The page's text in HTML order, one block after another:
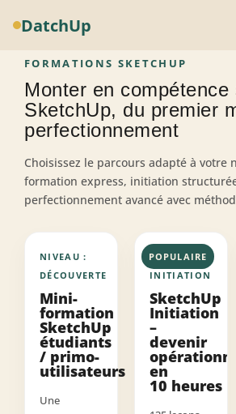
DatchUp
FORMATIONS SKETCHUP
Monter en compétence
SketchUp, du premier
perfectionnement
Choisissez le parcours adapté à votre
formation express, initiation
perfectionnement avancé avec
NIVEAU :
DÉCOUVERTE
Mini-
formation
SketchUp
étudiants
/ primo-
utilisateurs
Une
POPULAIRE
NIVEAU :
INITIATION
SketchUp
Initiation
–
devenir
opérationnel
en
10 heures